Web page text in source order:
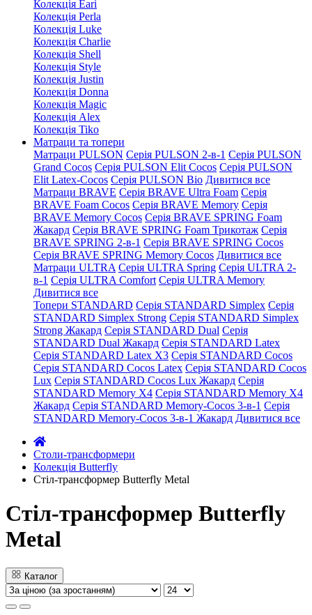
Колекція Eari
Колекція Perla
Колекція Luke
Колекція Charlie
Колекція Shell
Колекція Style
Колекція Justin
Колекція Donna
Колекція Magic
Колекція Alex
Колекція Tiko
Матраци та топери
Матраци PULSON Серія PULSON 2-в-1 Серія PULSON
Grand Cocos Серія PULSON Elit Cocos Серія PULSON
Elit Latex-Cocos Серія PULSON Bio Дивитися все
Матраци BRAVE Серія BRAVE Ultra Foam Серія
BRAVE Foam Cocos Серія BRAVE Memory Серія
BRAVE Memory Cocos Серія BRAVE SPRING Foam
Жакард Серія BRAVE SPRING Foam Трикотаж Серія
BRAVE SPRING 2-в-1 Серія BRAVE SPRING Cocos
Серія BRAVE SPRING Memory Cocos Дивитися все
Матраци ULTRA Серія ULTRA Spring Серія ULTRA 2-
в-1 Серія ULTRA Comfort Серія ULTRA Memory
Дивитися все
Топери STANDARD Серія STANDARD Simplex Серія
STANDARD Simplex Strong Серія STANDARD Simplex
Strong Жакард Серія STANDARD Dual Серія
STANDARD Dual Жакард Серія STANDARD Latex
Серія STANDARD Latex X3 Серія STANDARD Cocos
Серія STANDARD Cocos Latex Серія STANDARD Cocos
Lux Серія STANDARD Cocos Lux Жакард Серія
STANDARD Memory X4 Серія STANDARD Memory X4
Жакард Серія STANDARD Memory-Cocos 3-в-1 Серія
STANDARD Memory-Cocos 3-в-1 Жакард Дивитися все
Столи-трансформери
Колекція Butterfly
Стіл-трансформер Butterfly Metal
Стіл-трансформер Butterfly
Metal
Каталог